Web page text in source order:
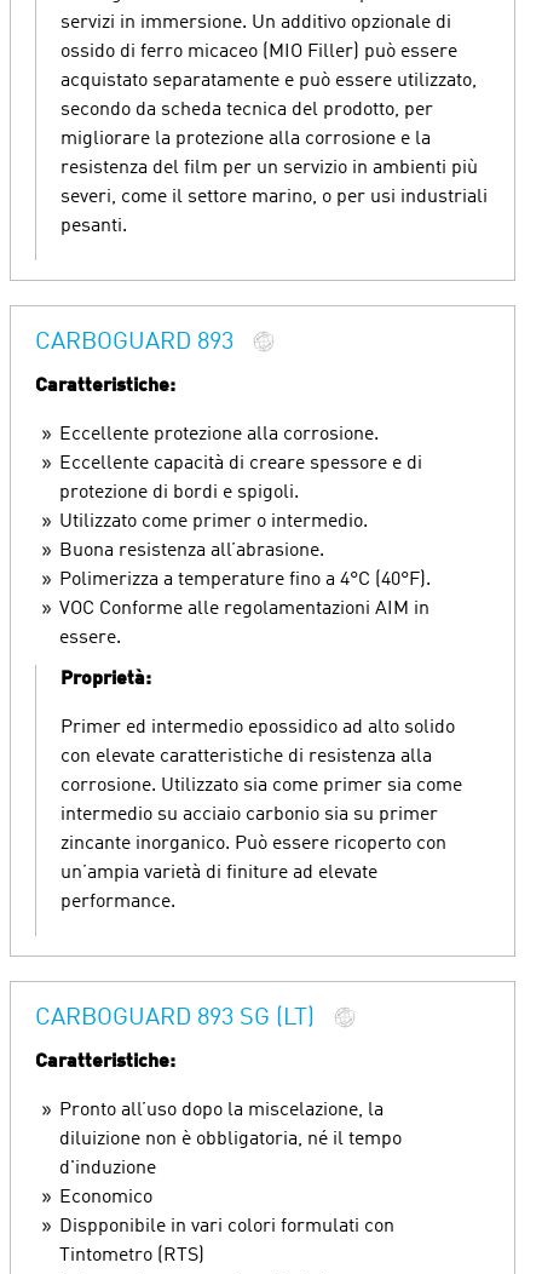
servizi in immersione. Un additivo opzionale di
ossido di ferro micaceo (MIO Filler) può essere
acquistato separatamente e può essere utilizzato,
secondo da scheda tecnica del prodotto, per
migliorare la protezione alla corrosione e la
resistenza del film per un servizio in ambienti più
severi, come il settore marino, o per usi industriali
pesanti.
CARBOGUARD 893
Caratteristiche:
Eccellente protezione alla corrosione.
Eccellente capacità di creare spessore e di
protezione di bordi e spigoli.
Utilizzato come primer o intermedio.
Buona resistenza all’abrasione.
Polimerizza a temperature fino a 4°C (40°F).
VOC Conforme alle regolamentazioni AIM in
essere.
Proprietà:
Primer ed intermedio epossidico ad alto solido
con elevate caratteristiche di resistenza alla
corrosione. Utilizzato sia come primer sia come
intermedio su acciaio carbonio sia su primer
zincante inorganico. Può essere ricoperto con
un’ampia varietà di finiture ad elevate
performance.
CARBOGUARD 893 SG (LT)
Caratteristiche:
Pronto all’uso dopo la miscelazione, la
diluizione non è obbligatoria, né il tempo
d'induzione
Economico
Dispponibile in vari colori formulati con
Tintometro (RTS)